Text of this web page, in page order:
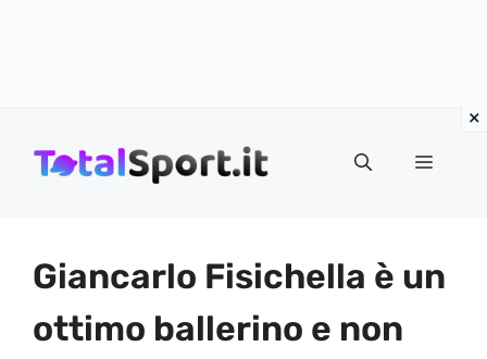
MENU
Giancarlo Fisichella è un
ottimo ballerino e non